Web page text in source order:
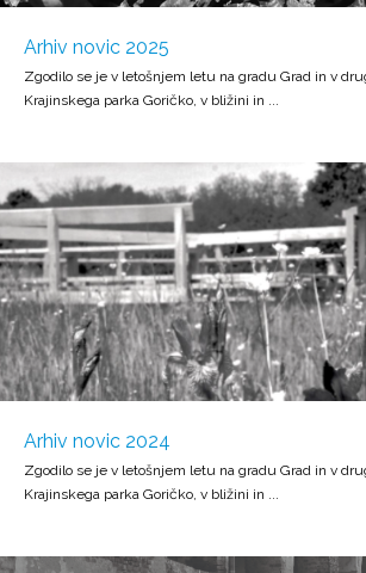
Arhiv novic 2025
Zgodilo se je v letošnjem letu na gradu Grad in v
Krajinskega parka Goričko, v bližini in ...
Arhiv novic 2024
Zgodilo se je v letošnjem letu na gradu Grad in v
Krajinskega parka Goričko, v bližini in ...